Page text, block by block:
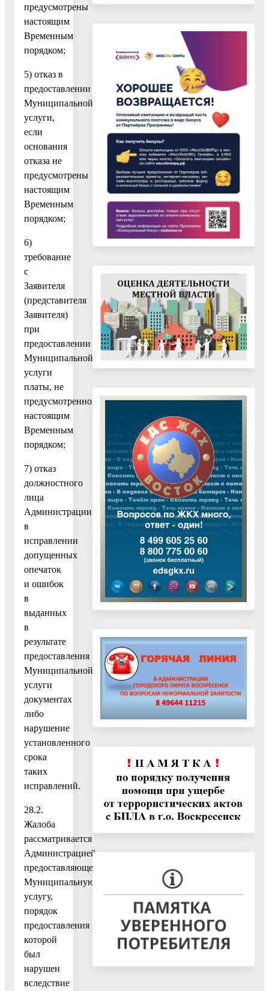
предусмотрены
настоящим
Временным
порядком;
5) отказ в
предоставлении
Муниципальной
услуги,
если
основания
отказа не
предусмотрены
настоящим
Временным
порядком;
6)
требование
с
Заявителя
(представителя
Заявителя)
при
предоставлении
Муниципальной
услуги
платы, не
предусмотренной
настоящим
Временным
порядком;
7) отказ
должностного
лица
Администрации
в
исправлении
допущенных
опечаток
и ошибок
в
выданных
в
результате
предоставления
Муниципальной
услуги
документах
либо
нарушение
установленного
срока
таких
исправлений.
28.2.
Жалоба
рассматривается
Администрацией,
предоставляющей
Муниципальную
услугу,
порядок
предоставления
которой
был
нарушен
вследствие